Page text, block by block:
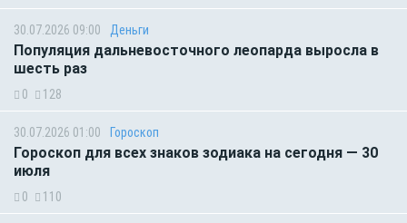
30.07.2026 09:00 Деньги
Популяция дальневосточного леопарда выросла в
шесть раз
0 128
30.07.2026 01:00 Гороскоп
Гороскоп для всех знаков зодиака на сегодня — 30
июля
0 110